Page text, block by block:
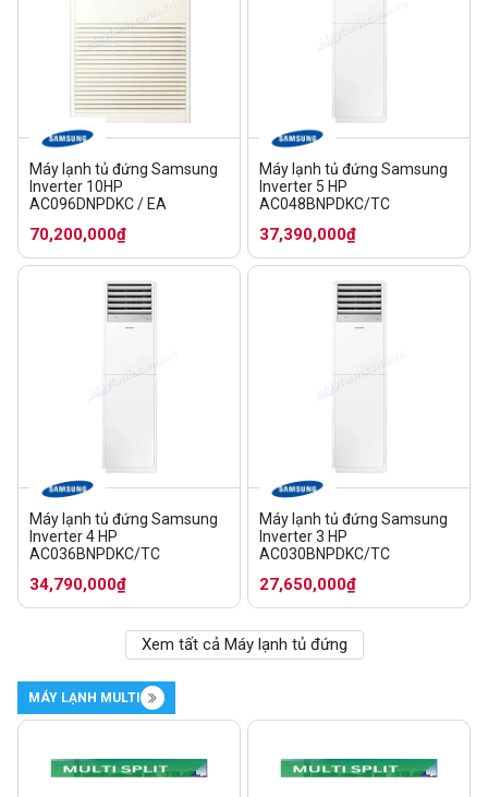
Máy lạnh tủ đứng Samsung
Inverter 10HP
AC096DNPDKC / EA
70,200,000₫
Máy lạnh tủ đứng Samsung
Inverter 5 HP
AC048BNPDKC/TC
37,390,000₫
Máy lạnh tủ đứng Samsung
Inverter 4 HP
AC036BNPDKC/TC
34,790,000₫
Máy lạnh tủ đứng Samsung
Inverter 3 HP
AC030BNPDKC/TC
27,650,000₫
Xem tất cả Máy lạnh tủ đứng
MÁY LẠNH MULTI